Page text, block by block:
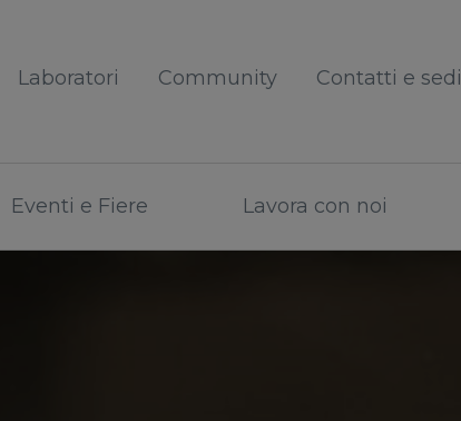
Laboratori Community Contatti e sedi
Eventi e Fiere Lavora con noi